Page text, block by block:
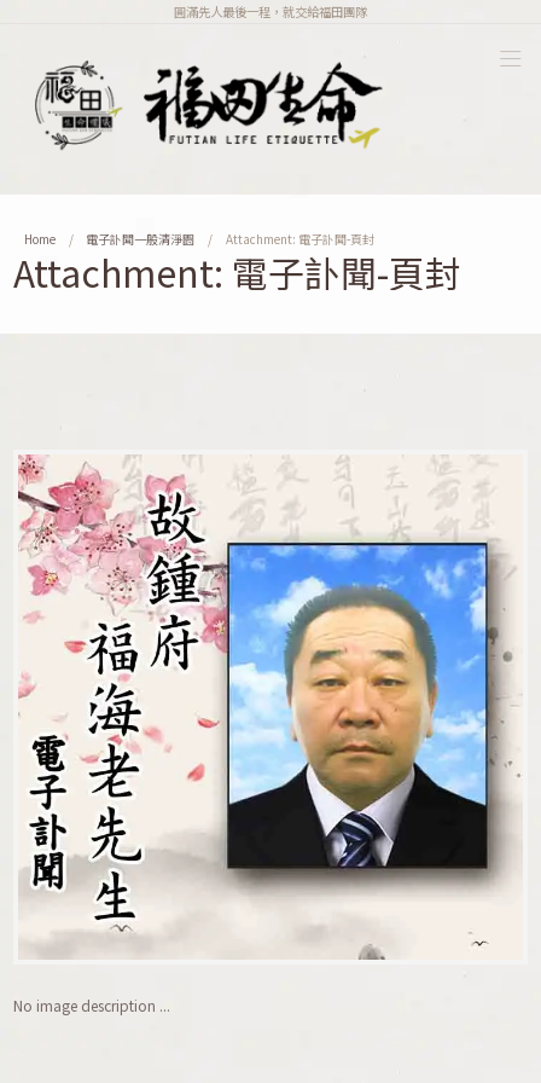
圓滿先人最後一程，就交給福田團隊
Home 電子訃聞一般清淨園 Attachment: 電子訃聞-頁封
Attachment: 電子訃聞-頁封
No image description ...